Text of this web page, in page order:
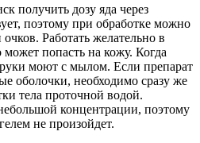
получить дозу яда через
поэтому при обработке можно
Работать желательно в
может попасть на кожу. Когда
моют с мылом. Если препарат
оболочки, необходимо сразу же
тела проточной водой.
концентрации, поэтому
не произойдет.